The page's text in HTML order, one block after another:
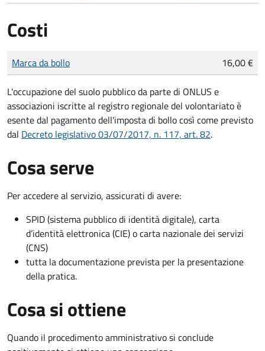
Costi
Tipo di pagamento
Importo
Marca da bollo 16,00 €
L'occupazione del suolo pubblico da parte di ONLUS e
associazioni iscritte al registro regionale del volontariato è
esente dal pagamento dell'imposta di bollo così come previsto
dal Decreto legislativo 03/07/2017, n. 117, art. 82.
Cosa serve
Per accedere al servizio, assicurati di avere:
SPID (sistema pubblico di identità digitale), carta
d’identità elettronica (CIE) o carta nazionale dei servizi
(CNS)
tutta la documentazione prevista per la presentazione
della pratica.
Cosa si ottiene
Quando il procedimento amministrativo si conclude